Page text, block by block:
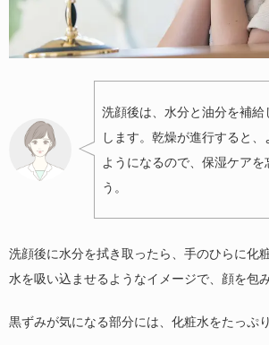
洗顔後は、水分と油分を補
します。乾燥が進行すると
ようになるので、保湿ケアを
う。
洗顔後に水分を拭き取ったら、手のひらに化
水を吸い込ませるようなイメージで、顔を包み
黒ずみが気になる部分には、化粧水をたっぷ